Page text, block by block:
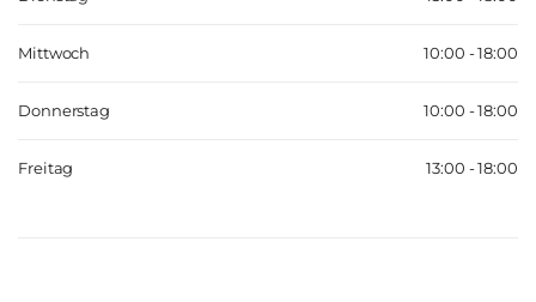
Mittwoch 10:00 - 18:00
Donnerstag 10:00 - 18:00
Freitag 13:00 - 18:00